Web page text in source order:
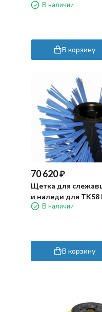
PRO HYDRO
В наличии
В корзину
70 620₽
Щетка для
и наледи для TK58
PRO HYDRO
В наличии
В корзину